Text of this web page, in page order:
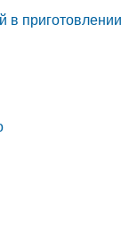
в приготовлении